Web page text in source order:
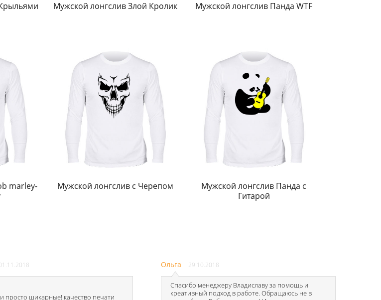
Мужской лонгслив Злой Кролик Мужской лонгслив Панда WTF
marley-
Мужской лонгслив с Черепом
Мужской лонгслив Панда с
Гитарой
просто шикарные! качество печати
Ольга 29.10.2018
Спасибо менеджеру Владиславу за помощь и
креативный подход в работе. Обращаюсь не в